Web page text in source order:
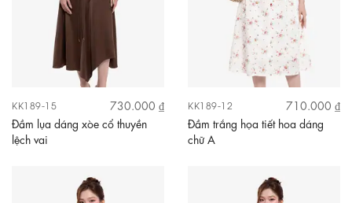
KK189-15
730.000 ₫
Đầm lụa dáng xòe cổ thuyền
lệch vai
KK189-12
710.000 ₫
Đầm trắng họa tiết hoa dáng
chữ A